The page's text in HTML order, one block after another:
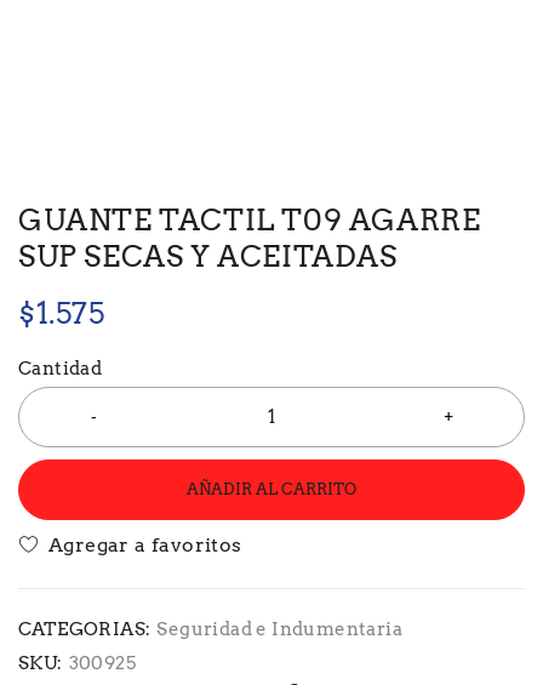
GUANTE TACTIL T09 AGARRE
SUP SECAS Y ACEITADAS
$1.575
Cantidad
AÑADIR AL CARRITO
CATEGORIAS: Seguridad e Indumentaria
SKU: 300925